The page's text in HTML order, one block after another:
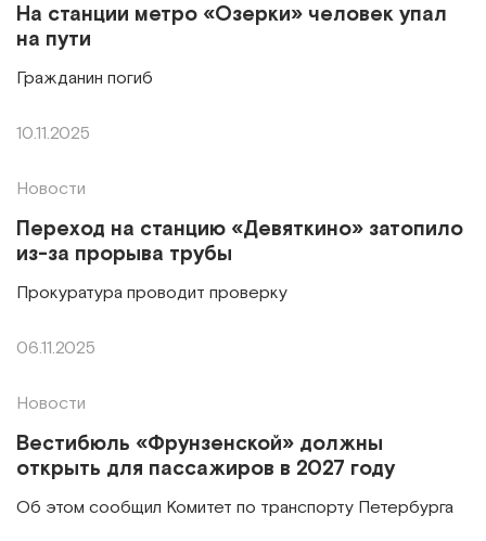
На станции метро «Озерки» человек упал
на пути
Гражданин погиб
10.11.2025
Новости
Переход на станцию «Девяткино» затопило
из-за прорыва трубы
Прокуратура проводит проверку
06.11.2025
Новости
Вестибюль «Фрунзенской» должны
открыть для пассажиров в 2027 году
Об этом сообщил Комитет по транспорту Петербурга